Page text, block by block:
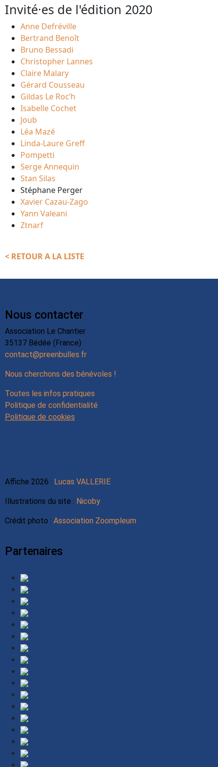
Invité·es de l'édition 2020
Anne Defréville
Bertrand Benoît
Bruno Bessadi
Christopher Lannes
Claire Malary
Gérard Cousseau
Gildas Le Roc’h
Isabelle Cochet
Joub
Léa Mazé
Linda-Laure Greff
Pompetti
Serge Annequin
Stan Silas
Stéphane Perger
Xavier Cazau-Zago
Yann Valeani
Ztnarf
< RETOUR A LA LISTE
Nous contacter
Association Le Chantier
35137 Bédée (France)
contact@preenbulles.fr
Nous cherchons des bénévoles !
Toutes les infos pratiques
Politique de confidentialité
Politique de cookies
Affiche 2026 : Lucas VALLERIE
Illustrations du site : Nicoby
Crédit photo : Association Zoompleum
Partenaires